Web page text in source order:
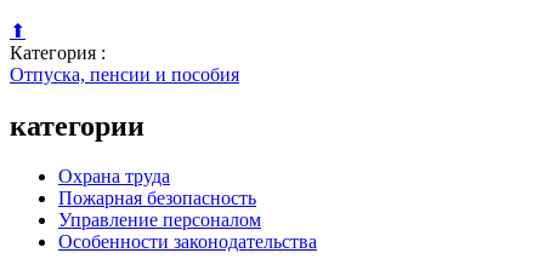
⬆
Категория :
Отпуска, пенсии и пособия
категории
Охрана труда
Пожарная безопасность
Управление персоналом
Особенности законодательства